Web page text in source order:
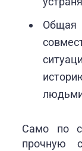
Общая
Само по
прочную